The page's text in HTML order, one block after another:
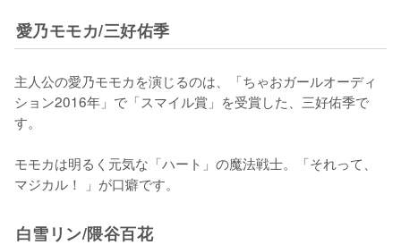
愛乃モモカ/三好佑季
主人公の愛乃モモカを演じるのは、「ちゃおガールオーディ
ション2016年」で「スマイル賞」を受賞した、三好佑季で
す。
モモカは明るく元気な「ハート」の魔法戦士。「それって、
マジカル！ 」が口癖です。
白雪リン/隈谷百花